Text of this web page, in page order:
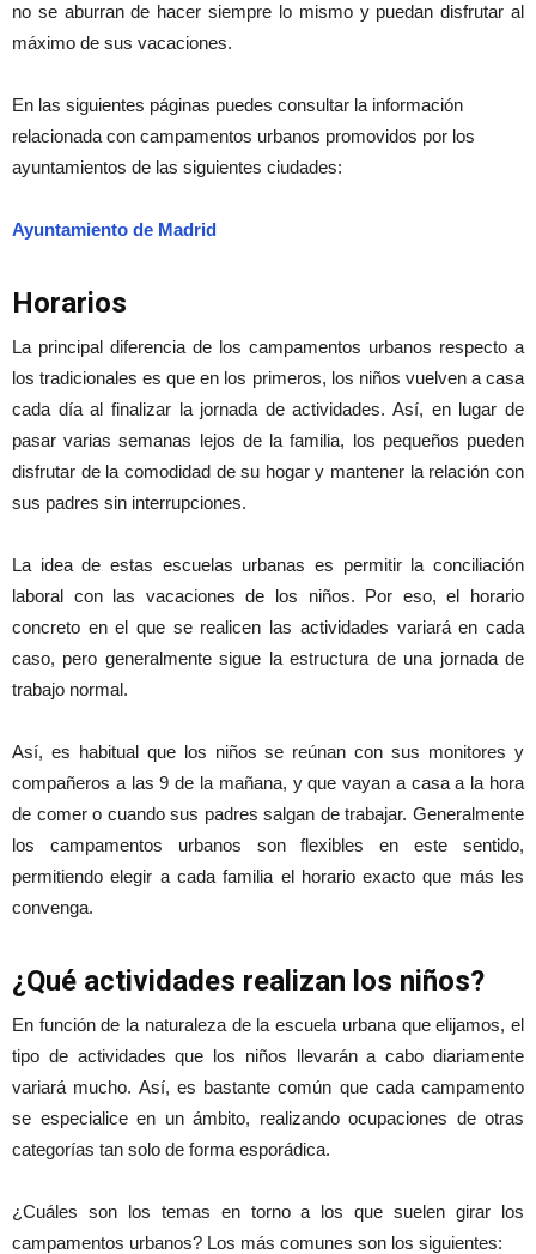
no se aburran de hacer siempre lo mismo y puedan disfrutar al
máximo de sus vacaciones.
En las siguientes páginas puedes consultar la información
relacionada con campamentos urbanos promovidos por los
ayuntamientos de las siguientes ciudades:
Ayuntamiento de Madrid
Horarios
La principal diferencia de los campamentos urbanos respecto a
los tradicionales es que en los primeros, los niños vuelven a casa
cada día al finalizar la jornada de actividades. Así, en lugar de
pasar varias semanas lejos de la familia, los pequeños pueden
disfrutar de la comodidad de su hogar y mantener la relación con
sus padres sin interrupciones.
La idea de estas escuelas urbanas es permitir la conciliación
laboral con las vacaciones de los niños. Por eso, el horario
concreto en el que se realicen las actividades variará en cada
caso, pero generalmente sigue la estructura de una jornada de
trabajo normal.
Así, es habitual que los niños se reúnan con sus monitores y
compañeros a las 9 de la mañana, y que vayan a casa a la hora
de comer o cuando sus padres salgan de trabajar. Generalmente
los campamentos urbanos son flexibles en este sentido,
permitiendo elegir a cada familia el horario exacto que más les
convenga.
¿Qué actividades realizan los niños?
En función de la naturaleza de la escuela urbana que elijamos, el
tipo de actividades que los niños llevarán a cabo diariamente
variará mucho. Así, es bastante común que cada campamento
se especialice en un ámbito, realizando ocupaciones de otras
categorías tan solo de forma esporádica.
¿Cuáles son los temas en torno a los que suelen girar los
campamentos urbanos? Los más comunes son los siguientes: